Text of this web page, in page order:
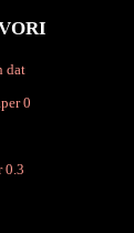
dat
0
0.3